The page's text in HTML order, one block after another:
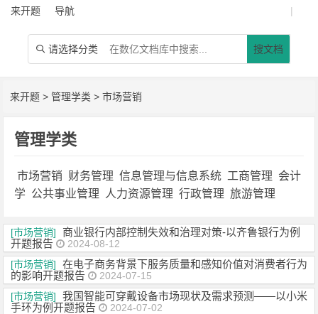
来开题 导航 |
 请选择分类 搜文档
来开题 >管理学类 >市场营销
管理学类
市场营销 财务管理 信息管理与信息系统 工商管理 会计
学 公共事业管理 人力资源管理 行政管理 旅游管理
[市场营销]
商业银行内部控制失效和治理对策-以齐鲁银行为例
开题报告
2024-08-12
[市场营销]
在电子商务背景下服务质量和感知价值对消费者行为
的影响开题报告
2024-07-15
[市场营销]
我国智能可穿戴设备市场现状及需求预测——以小米
手环为例开题报告
2024-07-02